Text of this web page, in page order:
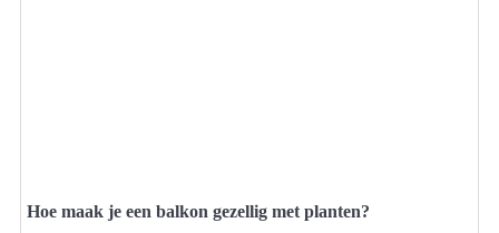
Hoe maak je een balkon gezellig met planten?